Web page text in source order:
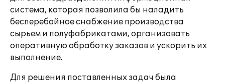
система, которая позволила бы наладить
бесперебойное снабжение производства
сырьем и полуфабрикатами, организовать
оперативную обработку заказов и ускорить их
выполнение.
Для решения поставленных задач была